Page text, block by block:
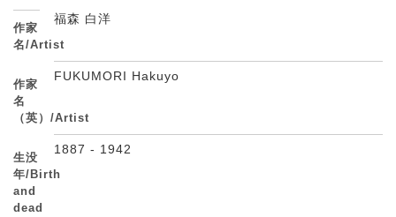
作家
名/Artist
福森 白洋
作家
名
（英）/Artist
FUKUMORI Hakuyo
生没
年/Birth
and
dead
1887 - 1942